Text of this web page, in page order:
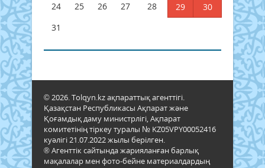
24
25 26 27 28 29
30
31
© 2026. Tolqyn.kz ақпараттық агенттігі.
Қазақстан Республикасы Ақпарат және
Қоғамдық даму министрлігі, Ақпарат
комитетінің тіркеу туралы № KZ05VPY00052416
куәлігі 21.07.2022 жылы берілген.
® Агенттік сайтында жарияланған барлық
мақалалар мен фото-бейне материалдардың